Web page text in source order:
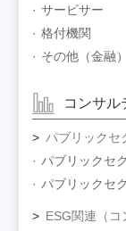
サービサー
格付機関
その他（金融）
コンサル
パブリックセ
パブリックセ
パブリックセ
ESG関連（コ